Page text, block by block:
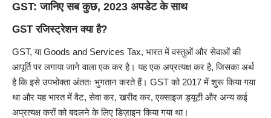
GST: जानिए सब कुछ, 2023 अपडेट के साथ
GST रजिस्ट्रेशन क्या है?
GST, या Goods and Services Tax, भारत में वस्तुओं और सेवाओं की
आपूर्ति पर लगाया जाने वाला एक कर है। यह एक अप्रत्यक्ष कर है, जिसका अर्थ
है कि इसे उपभोक्ता अंततः भुगतान करते हैं। GST को 2017 में शुरू किया गया
था और यह भारत में वैट, सेवा कर, खरीद कर, एक्साइज ड्यूटी और अन्य कई
अप्रत्यक्ष करों को बदलने के लिए डिज़ाइन किया गया था।